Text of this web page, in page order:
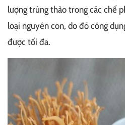
lượng trùng thảo trong các chế
loại nguyên con, do đó công
được tối đa.